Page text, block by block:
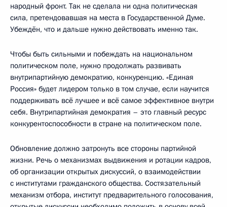
народный фронт. Так не сделала ни одна политическая
сила, претендовавшая на места в Государственной Думе.
Убеждён, что и дальше нужно действовать именно так.
Чтобы быть сильными и побеждать на национальном
политическом поле, нужно продолжать развивать
внутрипартийную демократию, конкуренцию. «Единая
Россия» будет лидером только в том случае, если научится
поддерживать всё лучшее и всё самое эффективное внутри
себя. Внутрипартийная демократия – это главный ресурс
конкурентоспособности в стране на политическом поле.
Обновление должно затронуть все стороны партийной
жизни. Речь о механизмах выдвижения и ротации кадров,
об организации открытых дискуссий, о взаимодействии
с институтами гражданского общества. Состязательный
механизм отбора, институт предварительного голосования,